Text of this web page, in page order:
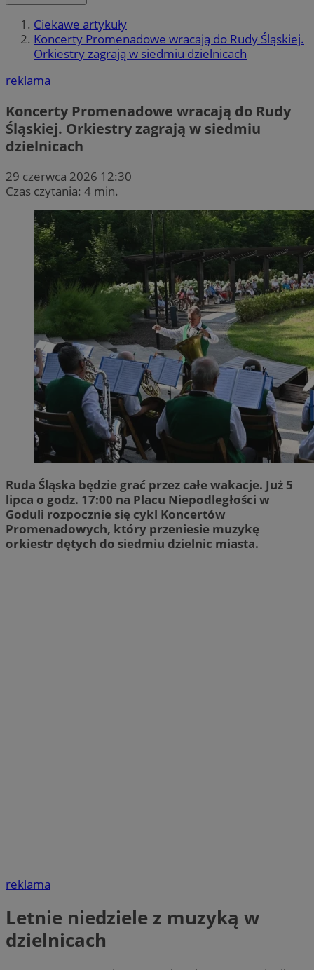
Ciekawe artykuły
Koncerty Promenadowe wracają do Rudy Śląskiej.
Orkiestry zagrają w siedmiu dzielnicach
reklama
Koncerty Promenadowe wracają do Rudy
Śląskiej. Orkiestry zagrają w siedmiu
dzielnicach
29 czerwca 2026 12:30
Czas czytania: 4 min.
Ruda Śląska będzie grać przez całe wakacje. Już 5
lipca o godz. 17:00 na Placu Niepodległości w
Goduli rozpocznie się cykl Koncertów
Promenadowych, który przeniesie muzykę
orkiestr dętych do siedmiu dzielnic miasta.
reklama
Letnie niedziele z muzyką w
dzielnicach